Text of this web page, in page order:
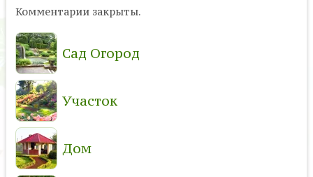
Комментарии закрыты.
Сад Огород
Участок
Дом